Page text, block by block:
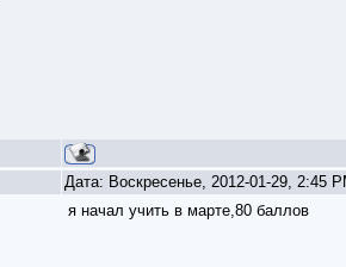
Дата: Воскресенье, 2012-01-29, 2:45
я начал учить в марте,80 баллов